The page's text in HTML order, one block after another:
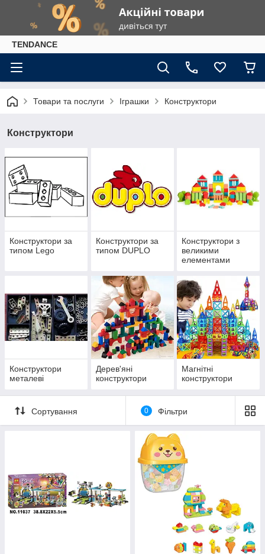
TENDANCE
Товари та послуги Іграшки Конструктори
Конструктори
Конструктори за
типом Lego
Конструктори за
типом DUPLO
Конструктори з
великими
елементами
Конструктори
металеві
Дерев'яні
конструктори
Магнітні
конструктори
Сортування 0 Фільтри